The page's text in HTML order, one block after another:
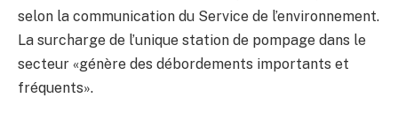
selon la communication du Service de l’environnement.
La surcharge de l’unique station de pompage dans le
secteur «génère des débordements importants et
fréquents».